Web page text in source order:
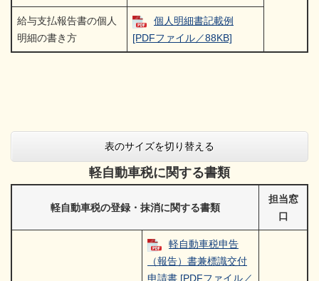
給与支払報告書の個人
明細の書き方
個人明細書記載例
[PDFファイル／88KB]
表のサイズを切り替える
軽自動車税に関する書類
軽自動車税の登録・抹消に関する書類
担当窓
口
軽自動車税申告
（報告）書兼標識交付
申請書 [PDFファイル／